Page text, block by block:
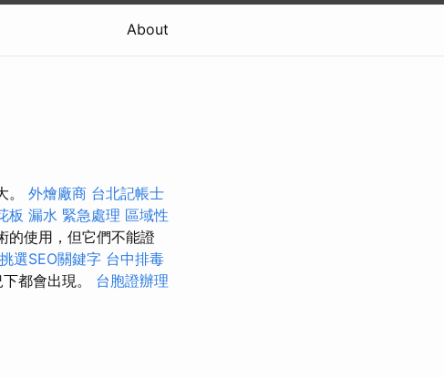
About
。 外燴廠商 台北記帳士
板 漏水 緊急處理 區域性
的使用，但它們不能證
選SEO關鍵字 台中排毒
都會出現。 台胞證辦理